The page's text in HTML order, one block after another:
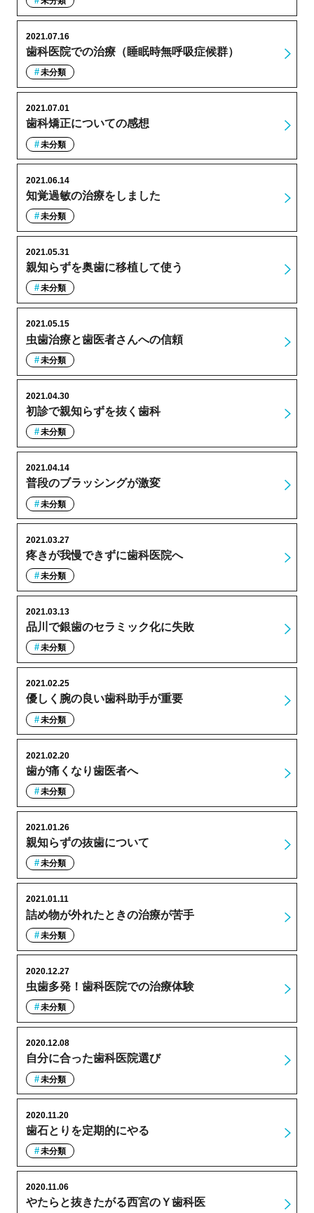
歯科医院での治療（睡眠時無呼吸症候群）
2021.07.16
未分類
歯科矯正についての感想
2021.07.01
未分類
知覚過敏の治療をしました
2021.06.14
未分類
親知らずを奥歯に移植して使う
2021.05.31
未分類
虫歯治療と歯医者さんへの信頼
2021.05.15
未分類
初診で親知らずを抜く歯科
2021.04.30
未分類
普段のブラッシングが激変
2021.04.14
未分類
疼きが我慢できずに歯科医院へ
2021.03.27
未分類
品川で銀歯のセラミック化に失敗
2021.03.13
未分類
優しく腕の良い歯科助手が重要
2021.02.25
未分類
歯が痛くなり歯医者へ
2021.02.20
未分類
親知らずの抜歯について
2021.01.26
未分類
詰め物が外れたときの治療が苦手
2021.01.11
未分類
虫歯多発！歯科医院での治療体験
2020.12.27
未分類
自分に合った歯科医院選び
2020.12.08
未分類
歯石とりを定期的にやる
2020.11.20
未分類
やたらと抜きたがる西宮のＹ歯科医
2020.11.06